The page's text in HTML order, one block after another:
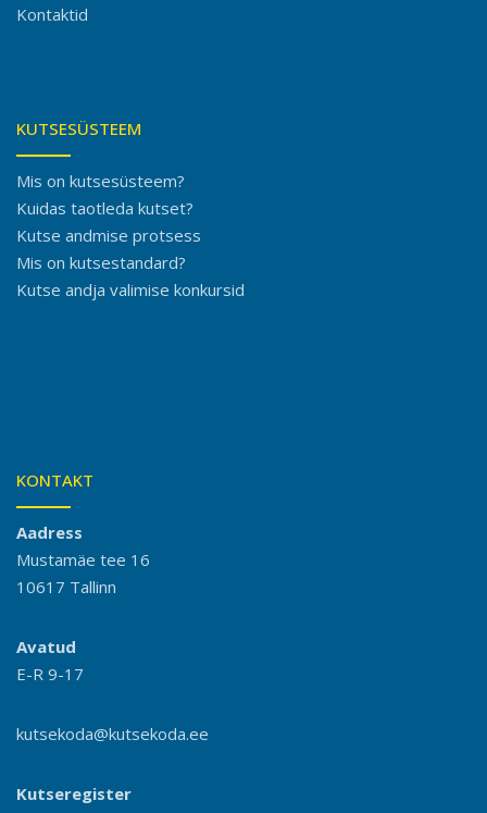
Kontaktid
KUTSESÜSTEEM
Mis on kutsesüsteem?
Kuidas taotleda kutset?
Kutse andmise protsess
Mis on kutsestandard?
Kutse andja valimise konkursid
KONTAKT
Aadress
Mustamäe tee 16
10617 Tallinn
Avatud
E-R 9-17
kutsekoda@kutsekoda.ee
Kutseregister